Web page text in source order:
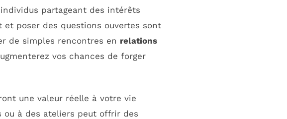
partageant des intérêts
poser des questions ouvertes sont
de simples rencontres en relations
vos chances de forger
une valeur réelle à votre vie
ou à des ateliers peut offrir des